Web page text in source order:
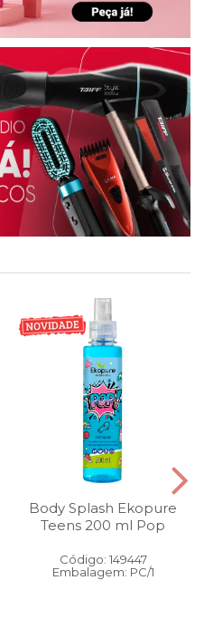
Body Splash Ekopure
Teens 200 ml Pop
Código: 149447
Embalagem: PC/1